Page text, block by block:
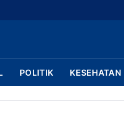
POLITIK KESEHATAN